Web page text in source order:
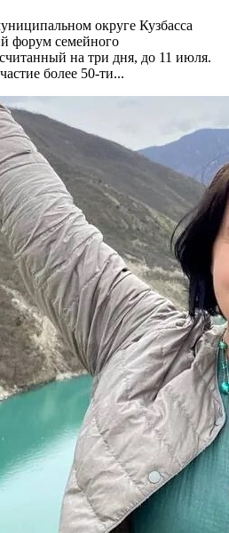
округе Кузбасса
форум семейного
на три дня, до 11 июля.
более 50-ти...